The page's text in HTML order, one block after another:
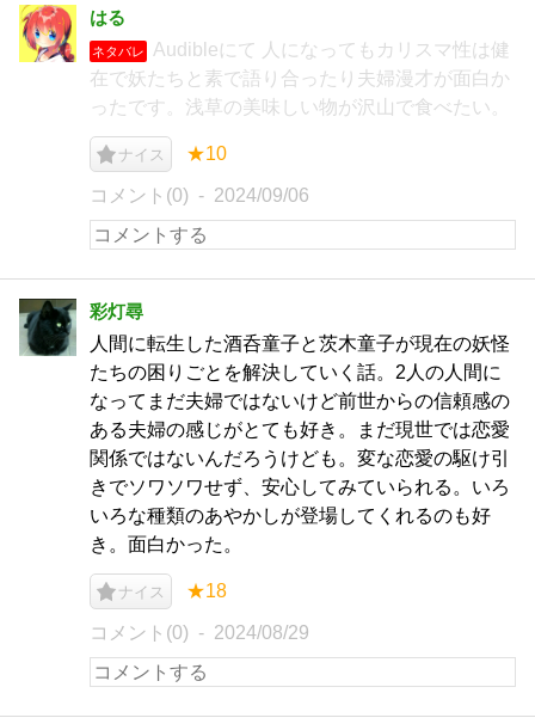
はる
ネタバレ
Audibleにて 人になってもカリスマ性は健
在で妖たちと素で語り合ったり夫婦漫才が面白か
ったです。浅草の美味しい物が沢山で食べたい。
ナイス ★10
コメント(0) 2024/09/06
彩灯尋
人間に転生した酒呑童子と茨木童子が現在の妖怪
たちの困りごとを解決していく話。2人の人間に
なってまだ夫婦ではないけど前世からの信頼感の
ある夫婦の感じがとても好き。まだ現世では恋愛
関係ではないんだろうけども。変な恋愛の駆け引
きでソワソワせず、安心してみていられる。いろ
いろな種類のあやかしが登場してくれるのも好
き。面白かった。
ナイス ★18
コメント(0) 2024/08/29